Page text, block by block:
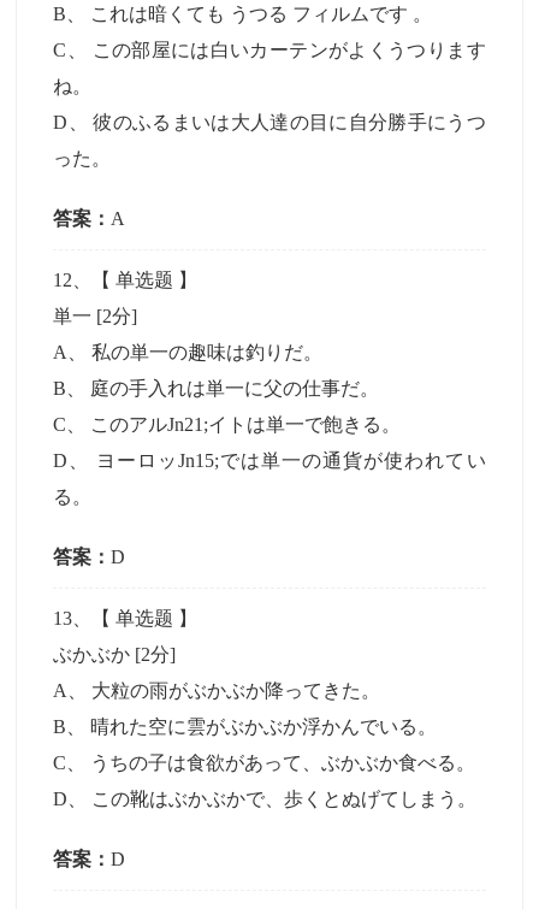
B
これは暗くても うつる フィルムです 。
C
この部屋には白いカーテンがよくうつります
ね。
D 、彼のふるまいは大人達の目に自分勝手にうつ
った。
答案： A
12 、【单选题 】
単一 [2分]
A
、私の単一の趣味は釣りだ。
B
庭の手入れは単一に父の仕事だ。
C
このアルJn21;イトは単一で飽きる。
D
ヨーロッJn15;では単一の通貨が使われてい
る。
答案：D
13 、【单选题 】
ぶかぶか [2分]
A
大粒の雨がぶかぶか降ってきた。
B
晴れた空に雲がぶかぶか浮かんでいる。
C
うちの子は食欲があって、ぶかぶか食べる。
D
この靴はぶかぶかで、歩くとぬげてしまう。
答案：D